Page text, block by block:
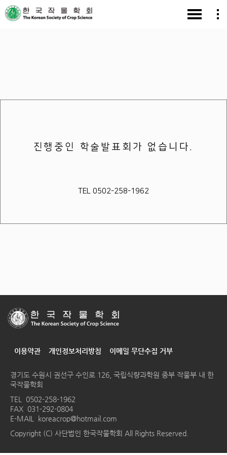
진행중인 학술발표회가 없습니다.
TEL 0502-258-1962
이용약관 개인정보처리방침 이메일 무단수집 거부
경기도 수원시 권선구 수인로 126, 국립식량과학원 중부 작물부 내 한
국작물학회
TEL 0502-258-1962
FAX 031-292-0804
E-MAIL
koreacrop@hotmail.com
Copyright (C) 사단법인 한국작물학회 All Rights Reserved.